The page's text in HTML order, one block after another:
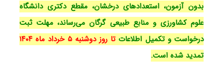
بدون آزمون، استعدادهای درخشان، مقطع دکتری دانشگاه
علوم کشاورزی و منابع طبیعی گرگان می‌رساند، مهلت ثبت
درخواست و تکمیل اطلاعات تا روز دوشنبه ۵ خرداد ماه ۱۴۰۴
تمدید شده است.